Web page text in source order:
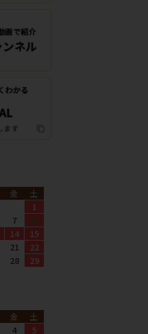
金
土
1
7
8
14
15
21
22
28
29
金
土
4 5